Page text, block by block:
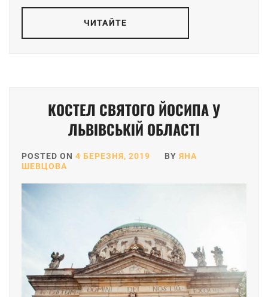
ЧИТАЙТЕ
КОСТЕЛ СВЯТОГО ЙОСИПА У
ЛЬВІВСЬКІЙ ОБЛАСТІ
POSTED ON 4 БЕРЕЗНЯ, 2019 BY ЯНА
ШЕВЦОВА